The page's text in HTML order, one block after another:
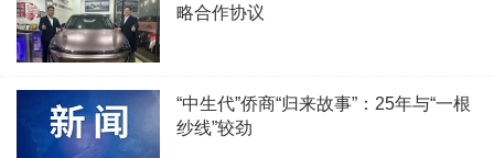
略合作协议
“中生代”侨商“归来故事”：25年与“一根
纱线”较劲